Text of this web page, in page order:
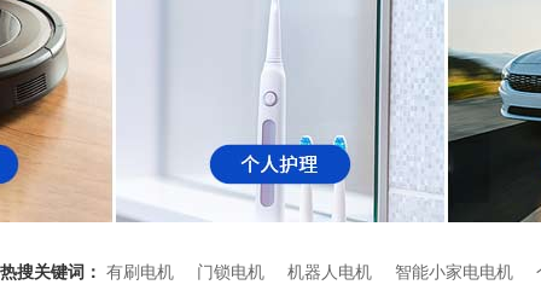
热搜关键词： 有刷电机 门锁电机 机器人电机 智能小家电电机